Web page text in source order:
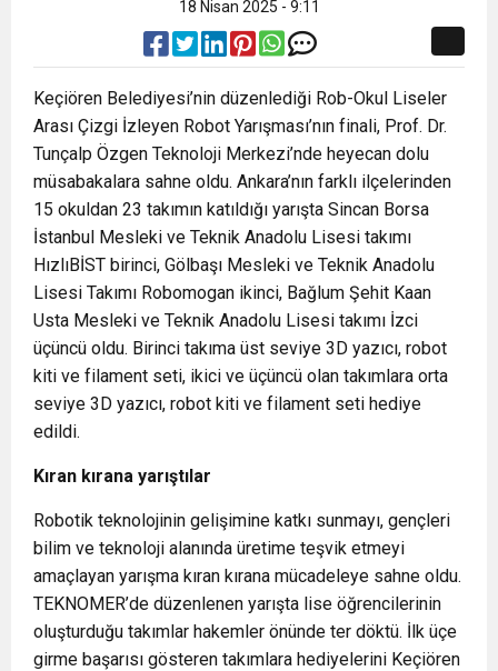
18 Nisan 2025 - 9:11
Keçiören Belediyesi’nin düzenlediği Rob-Okul Liseler
Arası Çizgi İzleyen Robot Yarışması’nın finali, Prof. Dr.
Tunçalp Özgen Teknoloji Merkezi’nde heyecan dolu
müsabakalara sahne oldu. Ankara’nın farklı ilçelerinden
15 okuldan 23 takımın katıldığı yarışta Sincan Borsa
İstanbul Mesleki ve Teknik Anadolu Lisesi takımı
HızlıBİST birinci, Gölbaşı Mesleki ve Teknik Anadolu
Lisesi Takımı Robomogan ikinci, Bağlum Şehit Kaan
Usta Mesleki ve Teknik Anadolu Lisesi takımı İzci
üçüncü oldu. Birinci takıma üst seviye 3D yazıcı, robot
kiti ve filament seti, ikici ve üçüncü olan takımlara orta
seviye 3D yazıcı, robot kiti ve filament seti hediye
edildi.
Kıran kırana yarıştılar
Robotik teknolojinin gelişimine katkı sunmayı, gençleri
bilim ve teknoloji alanında üretime teşvik etmeyi
amaçlayan yarışma kıran kırana mücadeleye sahne oldu.
TEKNOMER’de düzenlenen yarışta lise öğrencilerinin
oluşturduğu takımlar hakemler önünde ter döktü. İlk üçe
girme başarısı gösteren takımlara hediyelerini Keçiören